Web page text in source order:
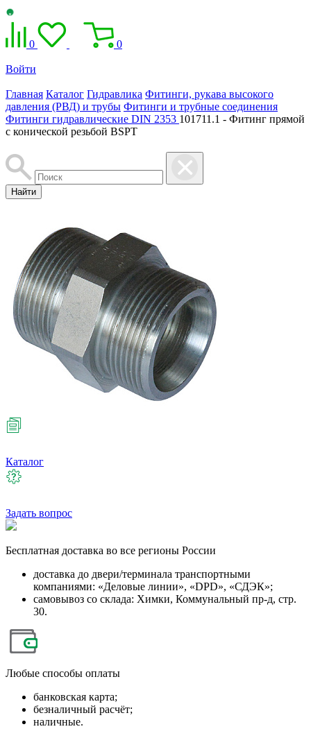
0 0
Войти
Главная Каталог Гидравлика Фитинги, рукава высокого
давления (РВД) и трубы Фитинги и трубные соединения
Фитинги гидравлические DIN 2353 101711.1 - Фитинг прямой
с конической резьбой BSPT
Найти
Каталог
Задать вопрос
Бесплатная доставка во все регионы России
доставка до двери/терминала транспортными
компаниями: «Деловые линии», «DPD», «СДЭК»;
самовывоз со склада: Химки, Коммунальный пр-д, стр.
30.
Любые способы оплаты
банковская карта;
безналичный расчёт;
наличные.